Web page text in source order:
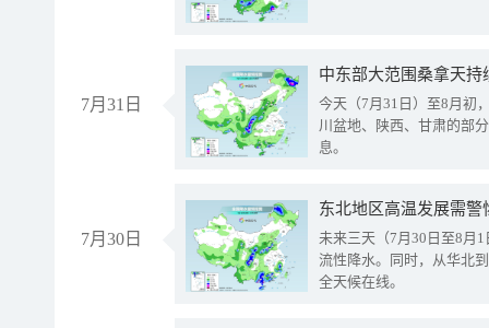
7月31日
中东部大范围桑拿天
今天（7月31日）至8月初
川盆地、陕西、甘肃的部
息。
7月30日
东北地区高温发展需
未来三天（7月30日至8月
流性降水。同时，从华北
全天候在线。